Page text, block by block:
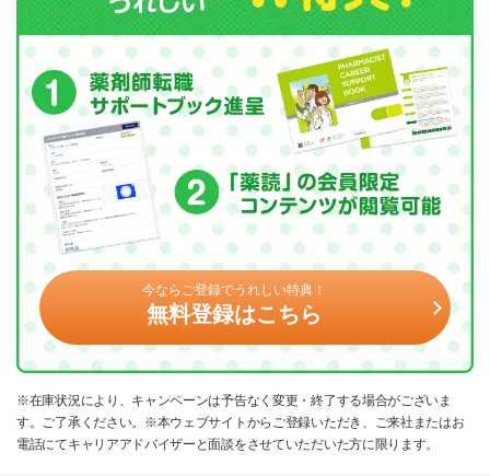
今ならご登録でうれしい特典！
無料登録はこちら
※在庫状況により、キャンペーンは予告なく変更・終了する場合がございま
す。ご了承ください。※本ウェブサイトからご登録いただき、ご来社またはお
電話にてキャリアアドバイザーと面談をさせていただいた方に限ります。